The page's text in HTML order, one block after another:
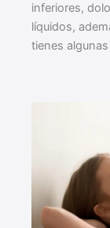
inferiores,
líquidos,
tienes